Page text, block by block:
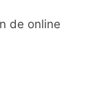
de online